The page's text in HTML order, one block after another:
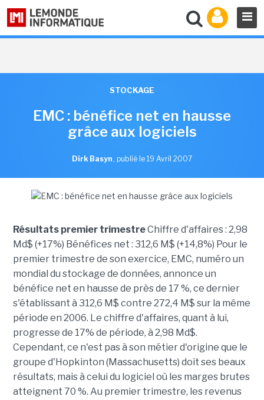
STOCKAGE
EMC : bénéfice net en hausse
grâce aux logiciels
Dirk Basyn , publié le 19 Avril 2007
Résultats premier trimestreChiffre d'affaires : 2,98
Md$ (+17%) Bénéfices net : 312,6 M$ (+14,8%) Pour le
premier trimestre de son exercice, EMC, numéro un
mondial du stockage de données, annonce un
bénéfice net en hausse de près de 17 %, ce dernier
s'établissant à 312,6 M$ contre 272,4 M$ sur la même
période en 2006. Le chiffre d'affaires, quant à lui,
progresse de 17% de période, à 2,98 Md$.
Cependant, ce n'est pas à son métier d'origine que le
groupe d'Hopkinton (Massachusetts) doit ses beaux
résultats, mais à celui du logiciel où les marges brutes
atteignent 70 %. Au premier trimestre, les revenus